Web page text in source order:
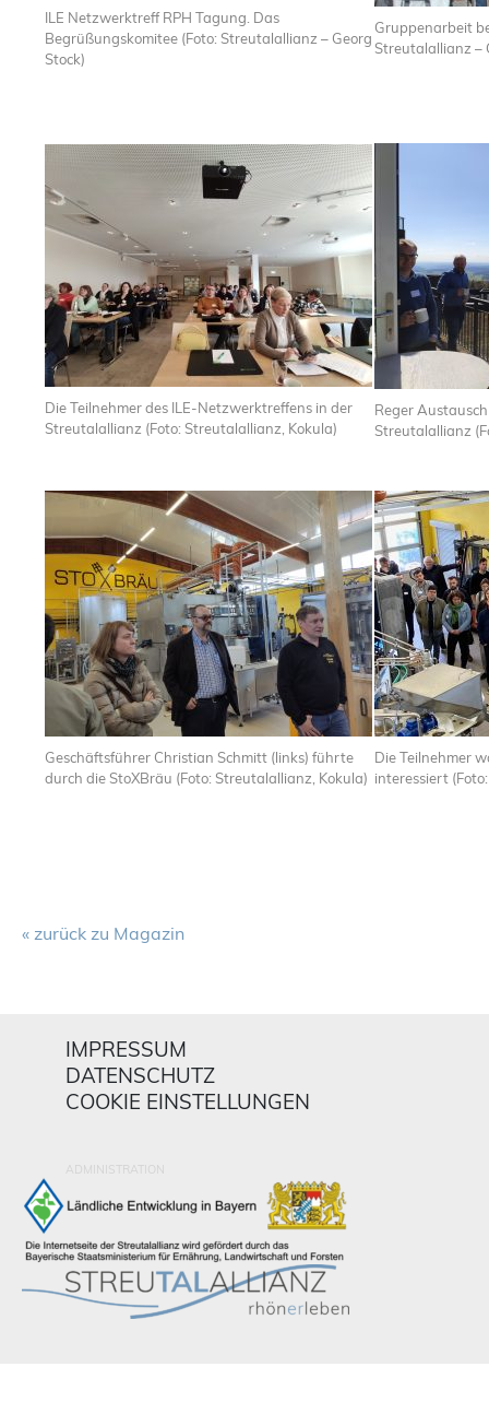
ILE Netzwerktreff RPH Tagung. Das
Begrüßungskomitee (Foto: Streutalallianz – Georg
Stock)
Gruppenarbeit
Streutalallianz –
Die Teilnehmer des ILE-Netzwerktreffens in der
Streutalallianz (Foto: Streutalallianz, Kokula)
Reger
Streutalallianz
Geschäftsführer Christian Schmitt (links) führte
durch die StoXBräu (Foto: Streutalallianz, Kokula)
Die Teilnehmer
interessiert
« zurück zu Magazin
IMPRESSUM
DATENSCHUTZ
COOKIE EINSTELLUNGEN
ADMINISTRATION